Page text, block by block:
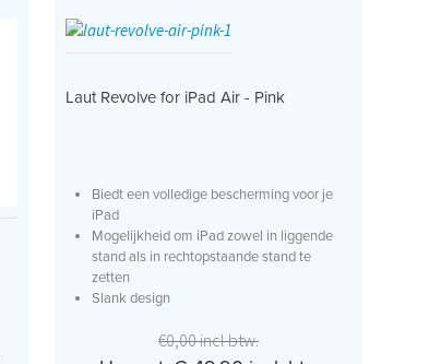
Laut Revolve for iPad Air - Pink
Biedt een volledige bescherming voor je
iPad
Mogelijkheid om iPad zowel in liggende
stand als in rechtopstaande stand te
zetten
Slank design
€0,00 incl btw.